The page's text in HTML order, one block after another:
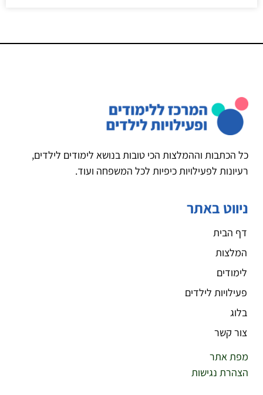
כל הכתבות וההמלצות הכי טובות בנושא לימודים לילדים,
רעיונות לפעילויות כיפיות לכל המשפחה ועוד.
ניווט באתר
דף הבית
המלצות
לימודים
פעילויות לילדים
בלוג
צור קשר
מפת אתר
הצהרת נגישות